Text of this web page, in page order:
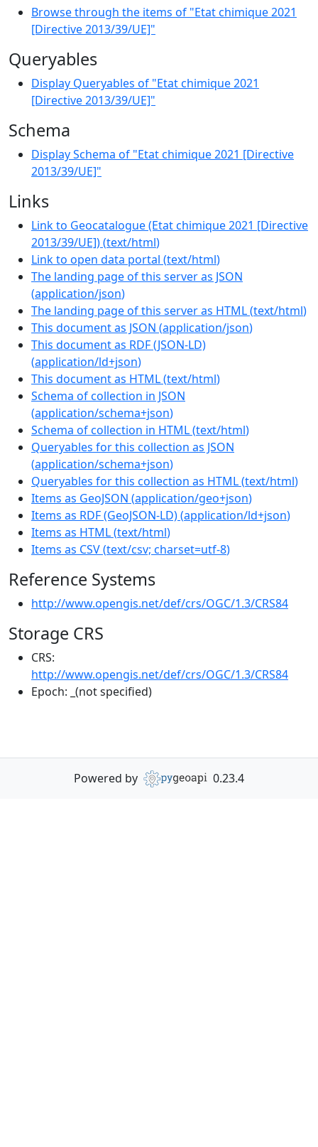
Browse through the items of "Etat chimique 2021
[Directive 2013/39/UE]"
Queryables
Display Queryables of "Etat chimique 2021
[Directive 2013/39/UE]"
Schema
Display Schema of "Etat chimique 2021 [Directive
2013/39/UE]"
Links
Link to Geocatalogue (Etat chimique 2021 [Directive
2013/39/UE])(text/html)
Link to open data portal (text/html)
The landing page of this server as JSON
(application/json)
The landing page of this server as HTML(text/html)
This document as JSON (application/json)
This document as RDF (JSON-LD)
(application/ld+json)
This document as HTML(text/html)
Schema of collection in JSON
(application/schema+json)
Schema of collection in HTML(text/html)
Queryables for this collection as JSON
(application/schema+json)
Queryables for this collection as HTML(text/html)
Items as GeoJSON (application/geo+json)
Items as RDF (GeoJSON-LD)(application/ld+json)
Items as HTML(text/html)
Items as CSV(text/csv; charset=utf-8)
Reference Systems
http://www.opengis.net/def/crs/OGC/1.3/CRS84
Storage CRS
CRS:
http://www.opengis.net/def/crs/OGC/1.3/CRS84
Epoch: _(not specified)
Powered by 0.23.4